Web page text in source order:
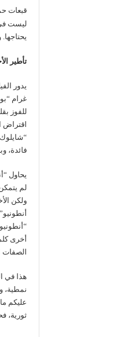
قبعات
ليست في
تأطير
يدور
للفوز
اقتراض
فائدة،
يحاول
لم
ولكن
أخرى
الصفات
هذا في
نمطية،
عليكم
ثورية،